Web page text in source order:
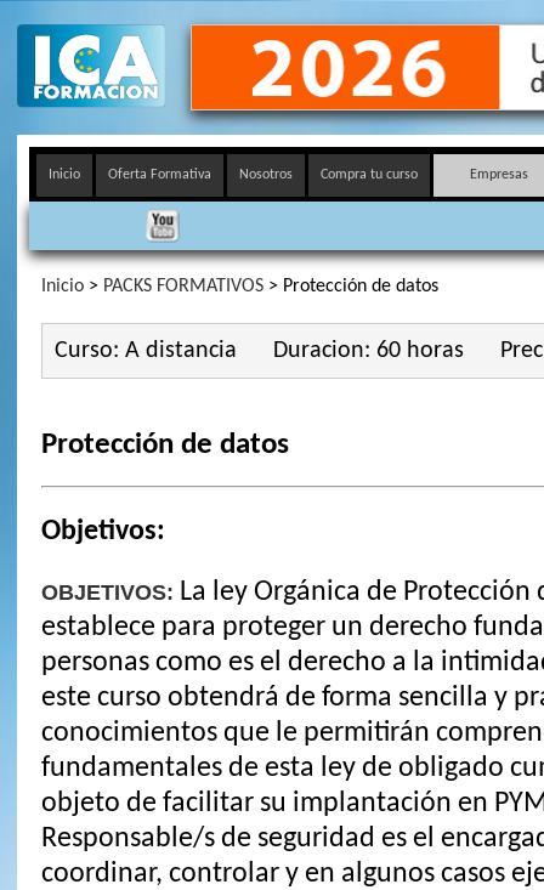
Inicio Oferta Formativa Nosotros Compra tu curso Empresas
Inicio> PACKS FORMATIVOS> Protección de datos
Curso: A distancia Duracion: 60 horas
Protección de datos
Objetivos:
OBJETIVOS: La ley Orgánica de Protección
establece para proteger un derecho
personas como es el derecho a la
este curso obtendrá de forma sencilla y
conocimientos que le permitirán
fundamentales de esta ley de obligado
objeto de facilitar su implantación en
Responsable/s de seguridad es el
coordinar, controlar y en algunos casos